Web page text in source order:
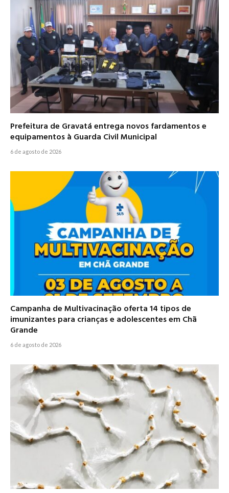
Prefeitura de Gravatá entrega novos fardamentos e
equipamentos à Guarda Civil Municipal
6 de agosto de 2026
Campanha de Multivacinação oferta 14 tipos de
imunizantes para crianças e adolescentes em Chã
Grande
6 de agosto de 2026